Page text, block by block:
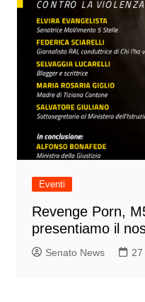
Eventi
Revenge Porn,
presentiamo il
Senato News